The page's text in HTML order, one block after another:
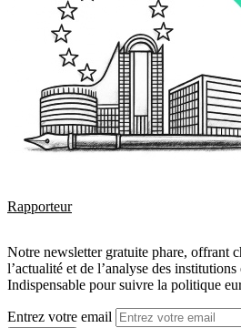
Rapporteur
Notre newsletter gratuite phare, offrant
l’actualité et de l’analyse des
Indispensable pour suivre la politique
Entrez votre email